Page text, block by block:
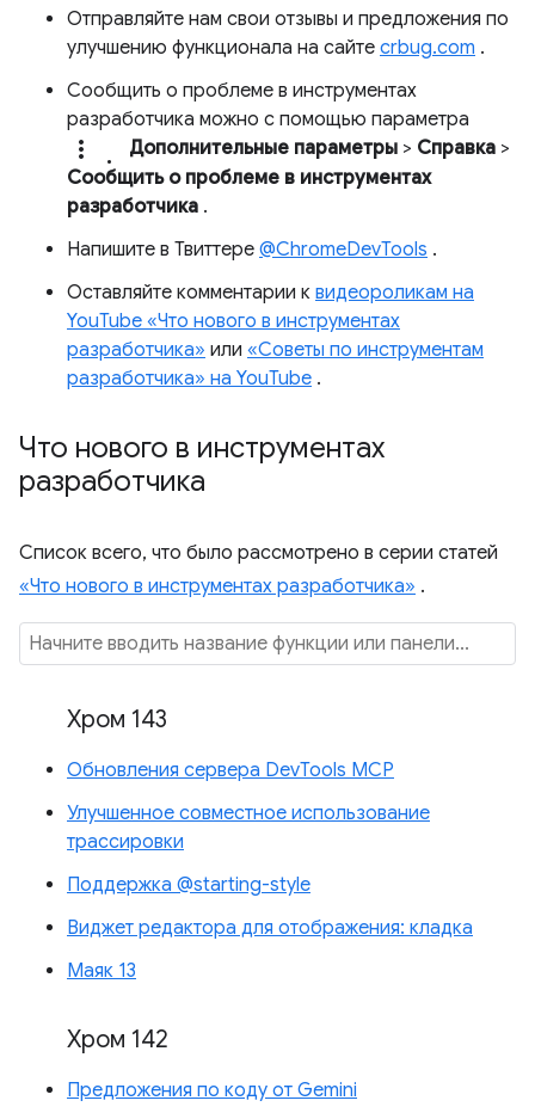
Отправляйте нам свои отзывы и предложения по
улучшению функционала на сайте crbug.com .
Сообщить о проблеме в инструментах
разработчика можно с помощью параметра
more_vert. Дополнительные параметры > Справка >
Сообщить о проблеме в инструментах
разработчика .
Напишите в Твиттере @ChromeDevTools .
Оставляйте комментарии к видеороликам на
YouTube «Что нового в инструментах
разработчика» или «Советы по инструментам
разработчика» на YouTube .
Что нового в инструментах
разработчика
Список всего, что было рассмотрено в серии статей
«Что нового в инструментах разработчика» .
Хром 143
Обновления сервера DevTools MCP
Улучшенное совместное использование
трассировки
Поддержка @starting-style
Виджет редактора для отображения: кладка
Маяк 13
Хром 142
Предложения по коду от Gemini